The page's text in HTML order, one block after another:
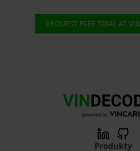
REQUEST FREE TRIAL AT
Produkty